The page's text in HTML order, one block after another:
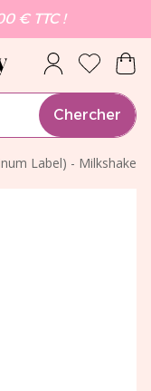
€ TTC !
Chercher
Label) - Milkshake